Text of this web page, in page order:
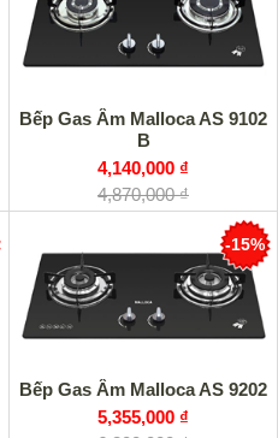
Bếp Gas Âm Malloca AS 9102
B
4,140,000 ₫
4,870,000 ₫
Bếp Gas Âm Malloca AS 9202
5,355,000 ₫
-15%